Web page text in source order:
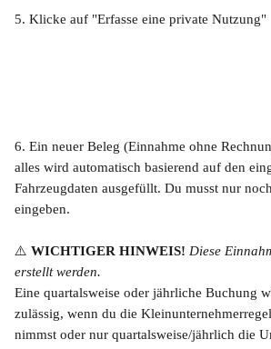
5. Klicke auf "Erfasse eine private Nutzung"
6. Ein neuer Beleg (Einnahme ohne
alles wird automatisch basierend auf den
Fahrzeugdaten ausgefüllt. Du musst nur
eingeben.
​⚠️ WICHTIGER HINWEIS! Diese
erstellt werden.
Eine quartalsweise oder jährliche Buchung
zulässig, wenn du die
nimmst oder nur quartalsweise/jährlich die